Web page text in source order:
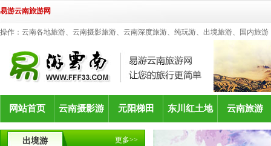
易游云南旅游网
操作：云南各地旅游、云南摄影旅游、云南深度旅游、纯玩游、出境旅游、国内旅
网站首页 云南摄影游 元阳梯田 东川红土地 云南旅游
出境游 更多>>